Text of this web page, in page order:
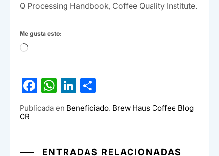
Q Processing Handbook, Coffee Quality Institute.
Me gusta esto:
Cargando...
F
a
c
b
W
h
at
A
Li
n
ke
n
o
m
ar
Publicada en Beneficiado, Brew Haus Coffee Blog
CR
ENTRADAS RELACIONADAS